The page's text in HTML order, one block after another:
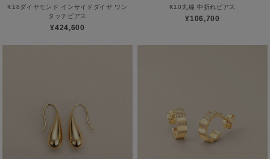
K18ダイヤモンド インサイドダイヤ ワン
タッチピアス
¥424,600
K10丸線 中折れピアス
¥106,700